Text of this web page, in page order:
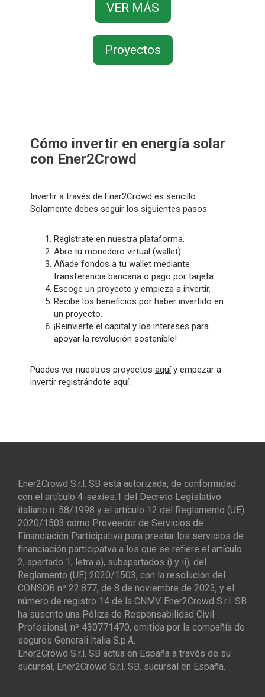
VER MÁS
Proyectos
Cómo invertir en energía solar
con Ener2Crowd
Invertir a través de Ener2Crowd es sencillo.
Solamente debes seguir los siguientes pasos:
Regístrate en nuestra plataforma.
Abre tu monedero virtual (wallet).
Añade fondos a tu wallet mediante
transferencia bancaria o pago por tarjeta.
Escoge un proyecto y empieza a invertir.
Recibe los beneficios por haber invertido en
un proyecto.
¡Reinvierte el capital y los intereses para
apoyar la revolución sostenible!
Puedes ver nuestros proyectos aquíy empezar a
invertir registrándote aquí.
Ener2Crowd S.r.l. SB está autorizada, de conformidad
con el artículo 4-sexies.1 del Decreto Legislativo
italiano n. 58/1998 y el artículo 12 del Reglamento (UE)
2020/1503 como Proveedor de Servicios de
Financiación Participativa para prestar los servicios de
financiación participatva a los que se refiere el artículo
2, apartado 1, letra a), subapartados i) y ii), del
Reglamento (UE) 2020/1503, con la resolución del
CONSOB nº 22.877, de 8 de noviembre de 2023, y el
número de registro 14 de la CNMV. Ener2Crowd S.r.l. SB
ha suscrito una Póliza de Responsabilidad Civil
Profesional, nº 430771470, emitida por la compañía de
seguros Generali Italia S.p.A.
Ener2Crowd S.r.l. SB actúa en España a través de su
sucursal, Ener2Crowd S.r.l. SB, sucursal en España.